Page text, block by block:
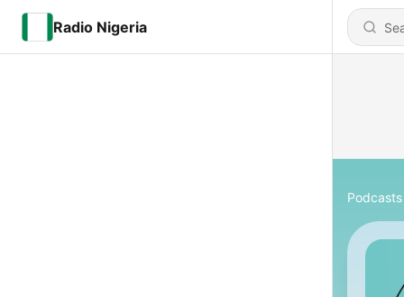
Radio Nigeria
Podcasts